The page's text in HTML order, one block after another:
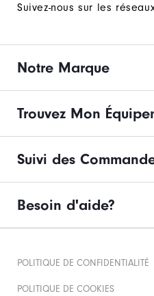
Suivez-nous sur les
Notre Marque
Trouvez Mon
Suivi des
Besoin d'aide?
POLITIQUE DE CONFIDENTIALITÉ
POLITIQUE DE COOKIES